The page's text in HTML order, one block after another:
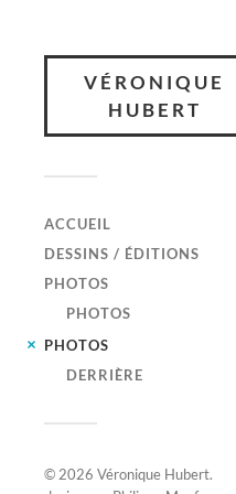
VÉRONIQUE
HUBERT
ACCUEIL
DESSINS / ÉDITIONS
PHOTOS
PHOTOS
PHOTOS
DERRIÈRE
© 2026 Véronique Hubert.